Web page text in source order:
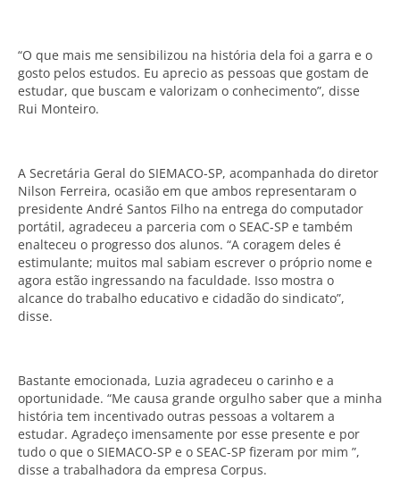
“O que mais me sensibilizou na história dela foi a garra e o
gosto pelos estudos. Eu aprecio as pessoas que gostam de
estudar, que buscam e valorizam o conhecimento”, disse
Rui Monteiro.
A Secretária Geral do SIEMACO-SP, acompanhada do diretor
Nilson Ferreira, ocasião em que ambos representaram o
presidente André Santos Filho na entrega do computador
portátil, agradeceu a parceria com o SEAC-SP e também
enalteceu o progresso dos alunos. “A coragem deles é
estimulante; muitos mal sabiam escrever o próprio nome e
agora estão ingressando na faculdade. Isso mostra o
alcance do trabalho educativo e cidadão do sindicato”,
disse.
Bastante emocionada, Luzia agradeceu o carinho e a
oportunidade. “Me causa grande orgulho saber que a minha
história tem incentivado outras pessoas a voltarem a
estudar. Agradeço imensamente por esse presente e por
tudo o que o SIEMACO-SP e o SEAC-SP fizeram por mim ”,
disse a trabalhadora da empresa Corpus.